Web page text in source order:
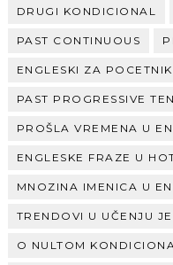
DRUGI KONDICIONAL
PAST CONTINUOUS
ENGLESKI ZA
PAST PROGRESSIVE
PROŠLA VREMENA U
ENGLESKE FRAZE U
MNOZINA IMENICA U
TRENDOVI U UČENJU
O NULTOM